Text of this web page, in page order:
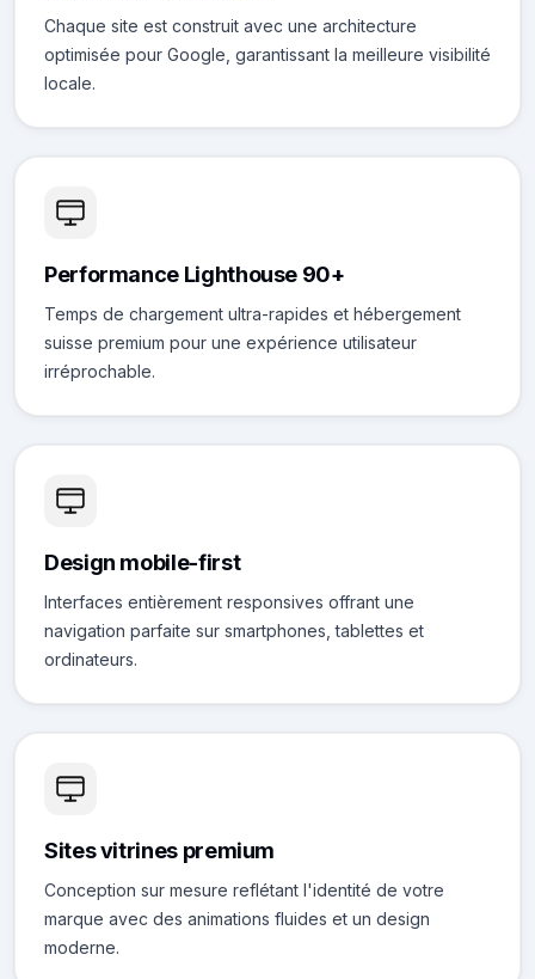
Chaque site est construit avec une architecture
optimisée pour Google, garantissant la meilleure visibilité
locale.
Performance Lighthouse 90+
Temps de chargement ultra-rapides et hébergement
suisse premium pour une expérience utilisateur
irréprochable.
Design mobile-first
Interfaces entièrement responsives offrant une
navigation parfaite sur smartphones, tablettes et
ordinateurs.
Sites vitrines premium
Conception sur mesure reflétant l'identité de votre
marque avec des animations fluides et un design
moderne.